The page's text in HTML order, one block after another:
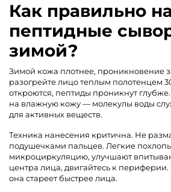
Как правильно
пептидные
зимой?
Зимой кожа плотнее, проникновение
разогрейте лицо теплым полотенцем
откроются, пептиды проникнут
на влажную кожу — молекулы воды
для активных веществ.
Техника нанесения критична. Не
подушечками пальцев. Легкие
микроциркуляцию, улучшают
центра лица, двигайтесь к
она стареет быстрее лица.